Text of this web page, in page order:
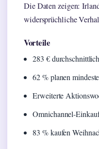
Die Daten zeigen:
widersprüchliche
Vorteile
283 €
62 % planen
Erweiterte
Omnichannel-
83 % kaufen